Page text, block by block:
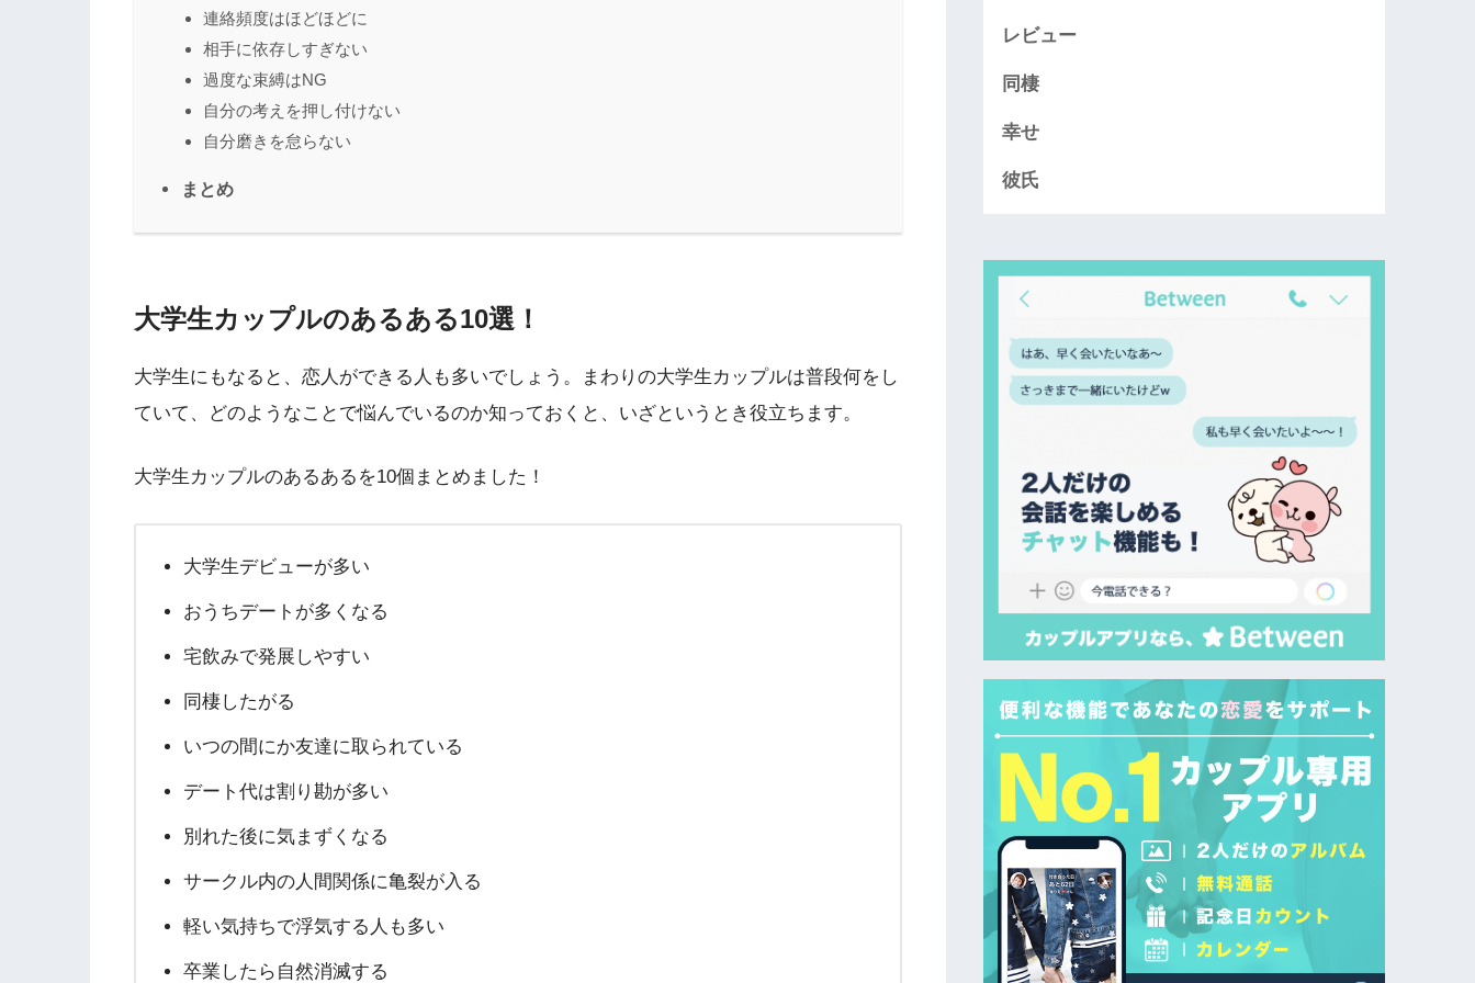
連絡頻度はほどほどに
相手に依存しすぎない
過度な束縛はNG
自分の考えを押し付けない
自分磨きを怠らない
まとめ
大学生カップルのあるある10選！
大学生にもなると、恋人ができる人も多いでしょう。まわりの大学生カップルは普段何をし
ていて、どのようなことで悩んでいるのか知っておくと、いざというとき役立ちます。
大学生カップルのあるあるを10個まとめました！
大学生デビューが多い
おうちデートが多くなる
宅飲みで発展しやすい
同棲したがる
いつの間にか友達に取られている
デート代は割り勘が多い
別れた後に気まずくなる
サークル内の人間関係に亀裂が入る
軽い気持ちで浮気する人も多い
卒業したら自然消滅する
レビュー
同棲
幸せ
彼氏